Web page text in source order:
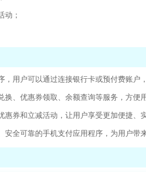
动；
用户可以通过连接银行卡或预付费账户
换、优惠券领取、余额查询等服务，方
券和立减活动，让用户享受更加便捷、
全可靠的手机支付应用程序，为用户带